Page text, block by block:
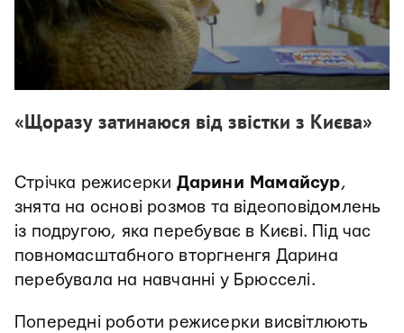
«Щоразу затинаюся від звістки з Києва»
Стрічка режисерки Дарини Мамайсур,
знята на основі розмов та відеоповідомлень
із подругою, яка перебуває в Києві. Під час
повномасштабного вторгненгя Дарина
перебувала на навчанні у Брюсселі.
Попередні роботи режисерки висвітлюють